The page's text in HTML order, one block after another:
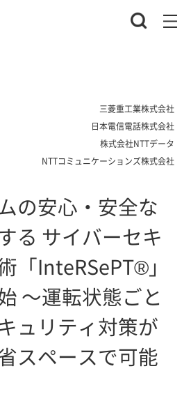
三菱重工業株式会社
日本電信電話株式会社
株式会社NTTデータ
NTTコミュニケーションズ株式会社
の安心・安全な
る サイバーセキ
「InteRSePT®」
～運転状態ごと
ュリティ対策が
スペースで可能